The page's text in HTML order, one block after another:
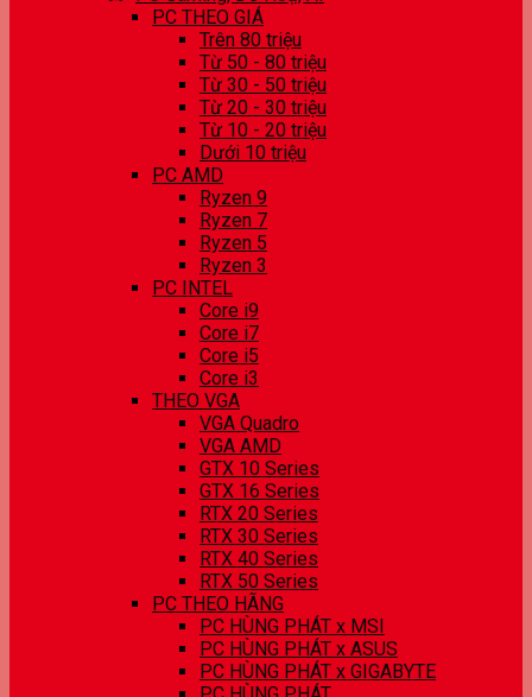
PC THEO GIÁ
Trên 80 triệu
Từ 50 - 80 triệu
Từ 30 - 50 triệu
Từ 20 - 30 triệu
Từ 10 - 20 triệu
Dưới 10 triệu
PC AMD
Ryzen 9
Ryzen 7
Ryzen 5
Ryzen 3
PC INTEL
Core i9
Core i7
Core i5
Core i3
THEO VGA
VGA Quadro
VGA AMD
GTX 10 Series
GTX 16 Series
RTX 20 Series
RTX 30 Series
RTX 40 Series
RTX 50 Series
PC THEO HÃNG
PC HÙNG PHÁT x MSI
PC HÙNG PHÁT x ASUS
PC HÙNG PHÁT x GIGABYTE